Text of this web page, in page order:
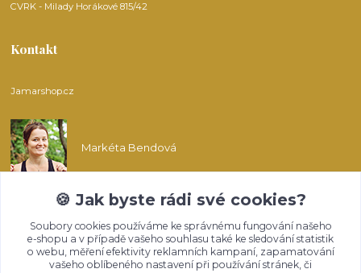
CVRK - Milady Horákové 815/42
Kontakt
Jamarshop.cz
Markéta Bendová
info@jamarshop.cz
🍪 Jak byste rádi své cookies?
Soubory cookies používáme ke správnému fungování našeho
e-shopu a v případě vašeho souhlasu také ke sledování statistik
o webu, měření efektivity reklamních kampaní, zapamatování
vašeho oblíbeného nastavení při používání stránek, či